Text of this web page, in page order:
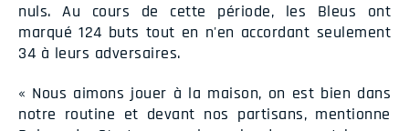
nuls. Au cours de cette période, les Bleus ont
marqué 124 buts tout en n'en accordant seulement
34 à leurs adversaires.
« Nous aimons jouer à la maison, on est bien dans
notre routine et devant nos partisans, mentionne